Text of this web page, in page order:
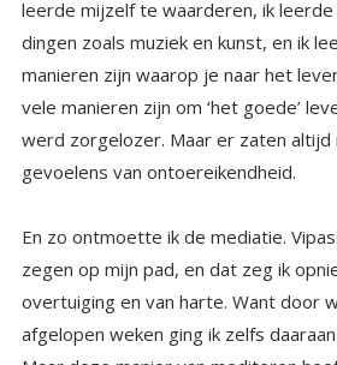
gevoelens van ontoereikendheid.
En zo ontmoette ik de mediatie.
zegen op mijn pad, en dat zeg ik
overtuiging en van harte. Want door
afgelopen weken ging ik zelfs